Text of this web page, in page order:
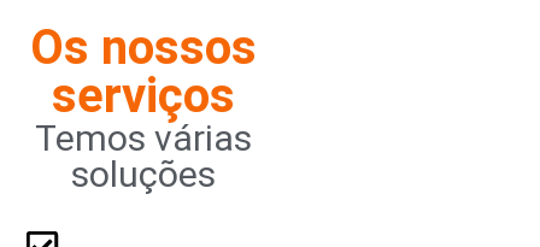
Os nossos
serviços
Temos várias
soluções